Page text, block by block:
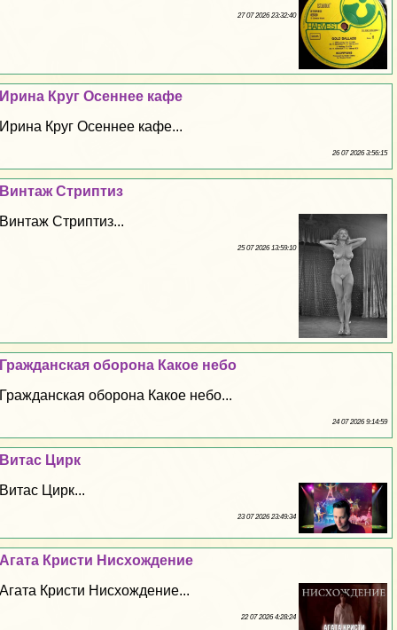
27 07 2026 23:32:40
Ирина Круг Осеннее кафе
Ирина Круг Осеннее кафе...
26 07 2026 3:56:15
Винтаж Cтpиптиз
Винтаж Cтpиптиз...
25 07 2026 13:59:10
Гражданская оборона Какое небо
Гражданская оборона Какое небо...
24 07 2026 9:14:59
Витас Цирк
Витас Цирк...
23 07 2026 23:49:34
Агата Кристи Нисхождение
Агата Кристи Нисхождение...
22 07 2026 4:28:24